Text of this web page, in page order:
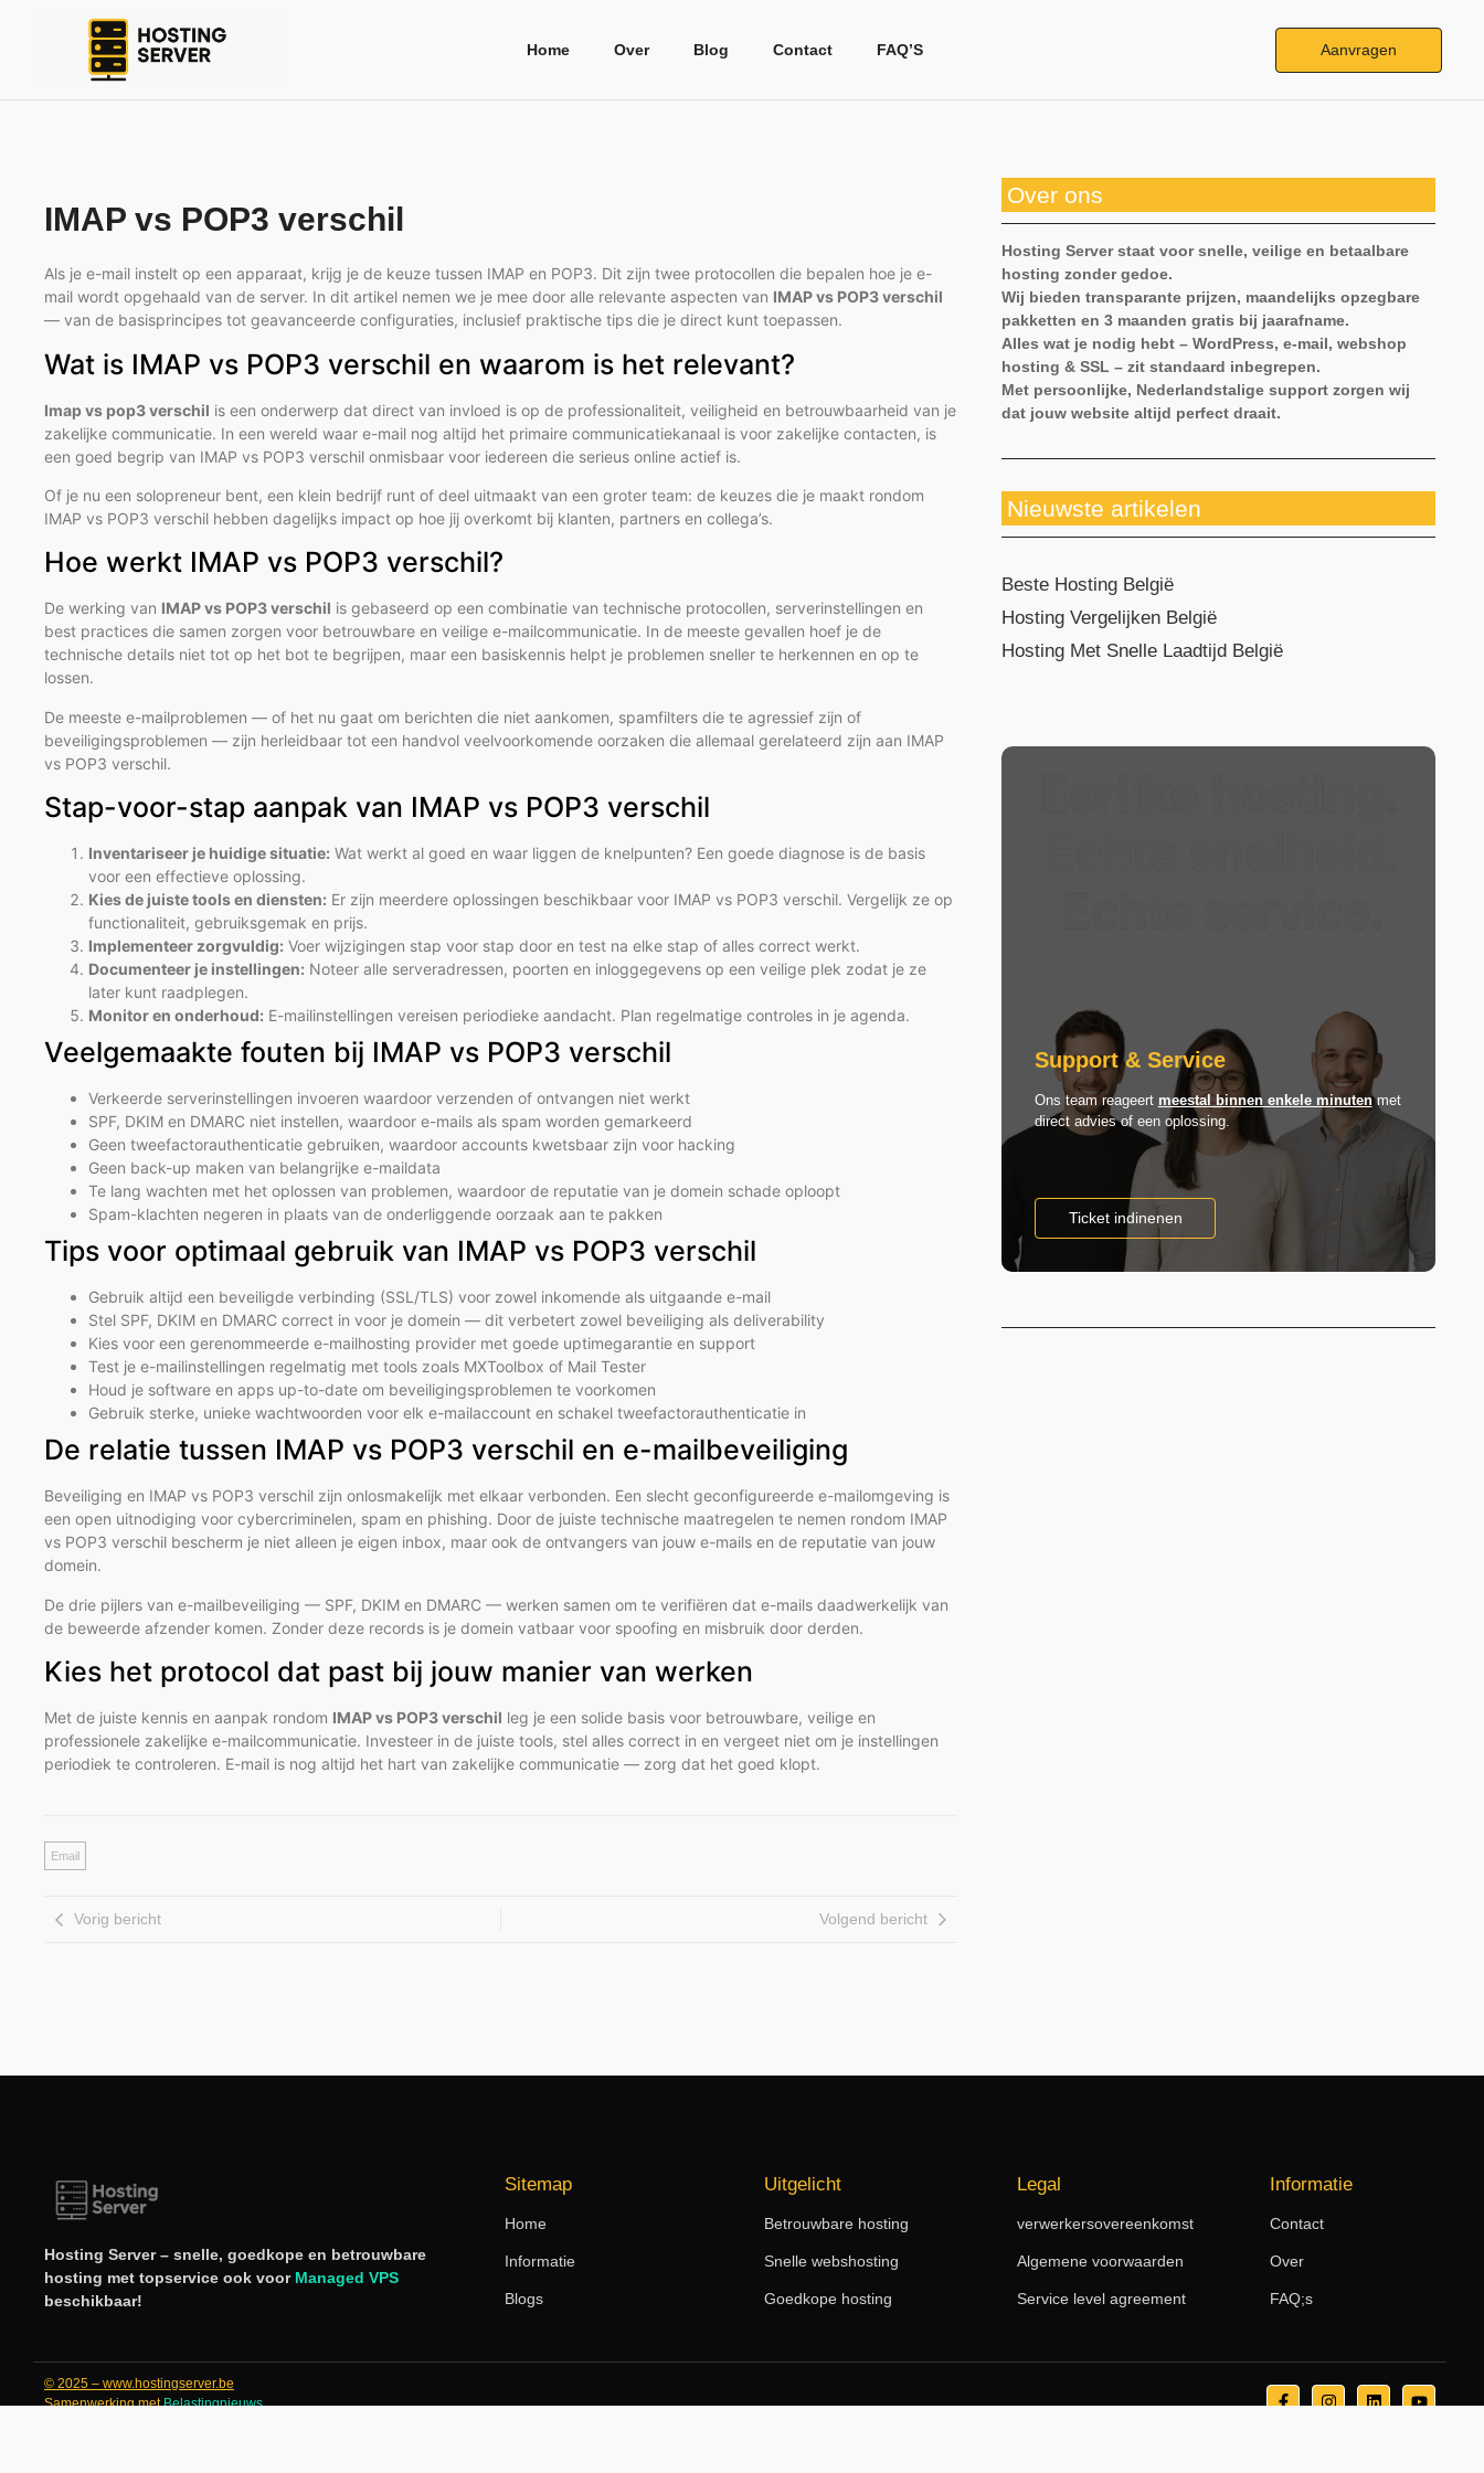
Home Over Blog Contact FAQ’S Aanvragen
IMAP vs POP3 verschil
Als je e-mail instelt op een apparaat, krijg je de keuze tussen IMAP en POP3. Dit zijn twee protocollen die bepalen hoe je e-
mail wordt opgehaald van de server. In dit artikel nemen we je mee door alle relevante aspecten van IMAP vs POP3 verschil
— van de basisprincipes tot geavanceerde configuraties, inclusief praktische tips die je direct kunt toepassen.
Wat is IMAP vs POP3 verschil en waarom is het relevant?
Imap vs pop3 verschil is een onderwerp dat direct van invloed is op de professionaliteit, veiligheid en betrouwbaarheid van je
zakelijke communicatie. In een wereld waar e-mail nog altijd het primaire communicatiekanaal is voor zakelijke contacten, is
een goed begrip van IMAP vs POP3 verschil onmisbaar voor iedereen die serieus online actief is.
Of je nu een solopreneur bent, een klein bedrijf runt of deel uitmaakt van een groter team: de keuzes die je maakt rondom
IMAP vs POP3 verschil hebben dagelijks impact op hoe jij overkomt bij klanten, partners en collega’s.
Hoe werkt IMAP vs POP3 verschil?
De werking van IMAP vs POP3 verschil is gebaseerd op een combinatie van technische protocollen, serverinstellingen en
best practices die samen zorgen voor betrouwbare en veilige e-mailcommunicatie. In de meeste gevallen hoef je de
technische details niet tot op het bot te begrijpen, maar een basiskennis helpt je problemen sneller te herkennen en op te
lossen.
De meeste e-mailproblemen — of het nu gaat om berichten die niet aankomen, spamfilters die te agressief zijn of
beveiligingsproblemen — zijn herleidbaar tot een handvol veelvoorkomende oorzaken die allemaal gerelateerd zijn aan IMAP
vs POP3 verschil.
Stap-voor-stap aanpak van IMAP vs POP3 verschil
Inventariseer je huidige situatie: Wat werkt al goed en waar liggen de knelpunten? Een goede diagnose is de basis
voor een effectieve oplossing.
Kies de juiste tools en diensten: Er zijn meerdere oplossingen beschikbaar voor IMAP vs POP3 verschil. Vergelijk ze op
functionaliteit, gebruiksgemak en prijs.
Implementeer zorgvuldig: Voer wijzigingen stap voor stap door en test na elke stap of alles correct werkt.
Documenteer je instellingen: Noteer alle serveradressen, poorten en inloggegevens op een veilige plek zodat je ze
later kunt raadplegen.
Monitor en onderhoud: E-mailinstellingen vereisen periodieke aandacht. Plan regelmatige controles in je agenda.
Veelgemaakte fouten bij IMAP vs POP3 verschil
Verkeerde serverinstellingen invoeren waardoor verzenden of ontvangen niet werkt
SPF, DKIM en DMARC niet instellen, waardoor e-mails als spam worden gemarkeerd
Geen tweefactorauthenticatie gebruiken, waardoor accounts kwetsbaar zijn voor hacking
Geen back-up maken van belangrijke e-maildata
Te lang wachten met het oplossen van problemen, waardoor de reputatie van je domein schade oploopt
Spam-klachten negeren in plaats van de onderliggende oorzaak aan te pakken
Tips voor optimaal gebruik van IMAP vs POP3 verschil
Gebruik altijd een beveiligde verbinding (SSL/TLS) voor zowel inkomende als uitgaande e-mail
Stel SPF, DKIM en DMARC correct in voor je domein — dit verbetert zowel beveiliging als deliverability
Kies voor een gerenommeerde e-mailhosting provider met goede uptimegarantie en support
Test je e-mailinstellingen regelmatig met tools zoals MXToolbox of Mail Tester
Houd je software en apps up-to-date om beveiligingsproblemen te voorkomen
Gebruik sterke, unieke wachtwoorden voor elk e-mailaccount en schakel tweefactorauthenticatie in
De relatie tussen IMAP vs POP3 verschil en e-mailbeveiliging
Beveiliging en IMAP vs POP3 verschil zijn onlosmakelijk met elkaar verbonden. Een slecht geconfigureerde e-mailomgeving is
een open uitnodiging voor cybercriminelen, spam en phishing. Door de juiste technische maatregelen te nemen rondom IMAP
vs POP3 verschil bescherm je niet alleen je eigen inbox, maar ook de ontvangers van jouw e-mails en de reputatie van jouw
domein.
De drie pijlers van e-mailbeveiliging — SPF, DKIM en DMARC — werken samen om te verifiëren dat e-mails daadwerkelijk van
de beweerde afzender komen. Zonder deze records is je domein vatbaar voor spoofing en misbruik door derden.
Kies het protocol dat past bij jouw manier van werken
Met de juiste kennis en aanpak rondom IMAP vs POP3 verschil leg je een solide basis voor betrouwbare, veilige en
professionele zakelijke e-mailcommunicatie. Investeer in de juiste tools, stel alles correct in en vergeet niet om je instellingen
periodiek te controleren. E-mail is nog altijd het hart van zakelijke communicatie — zorg dat het goed klopt.
Email
Vorig bericht Volgend bericht
Over ons
Hosting Server staat voor snelle, veilige en betaalbare
hosting zonder gedoe.
Wij bieden transparante prijzen, maandelijks opzegbare
pakketten en 3 maanden gratis bij jaarafname.
Alles wat je nodig hebt – WordPress, e-mail, webshop
hosting & SSL – zit standaard inbegrepen.
Met persoonlijke, Nederlandstalige support zorgen wij
dat jouw website altijd perfect draait.
Nieuwste artikelen
Beste Hosting België
Hosting Vergelijken België
Hosting Met Snelle Laadtijd België
Support & Service
Ons team reageert meestal binnen enkele minutenmet
direct advies of een oplossing.
Ticket indinenen
Hosting Server – snelle, goedkope en betrouwbare
hosting met topservice ook voor Managed VPS
beschikbaar!
Sitemap
Home
Informatie
Blogs
Uitgelicht
Betrouwbare hosting
Snelle webshosting
Goedkope hosting
Legal
verwerkersovereenkomst
Algemene voorwaarden
Service level agreement
Informatie
Contact
Over
FAQ;s
© 2025 – www.hostingserver.be
Samenwerking metBelastingnieuws